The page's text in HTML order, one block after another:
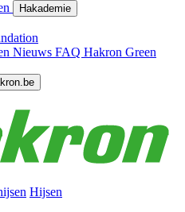
Hakademie
Nieuws FAQ Hakron Green
Hijsen